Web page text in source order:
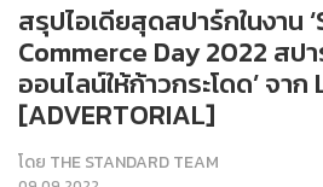
สรุปไอเดียสุดสปาร์กในงาน
Commerce Day 2022 สป
ออนไลน์ให้ก้าวกระโดด’ จาก
[ADVERTORIAL]
โดย THE STANDARD TEAM